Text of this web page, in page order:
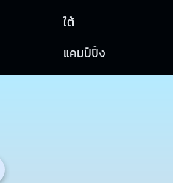
ใต้
แคมป์ปิ้ง